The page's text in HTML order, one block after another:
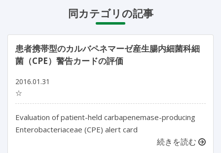
同カテゴリの記事
患者携帯型のカルバペネマーゼ産生腸内細菌科細
菌（CPE）警告カードの評価
2016.01.31
☆
Evaluation of patient-held carbapenemase-producing
Enterobacteriaceae (CPE) alert card
続きを読む